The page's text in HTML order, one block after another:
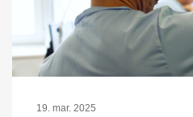
19. mar. 2025